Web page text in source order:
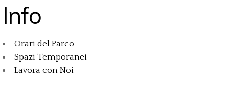
Info
Orari del Parco
Spazi Temporanei
Lavora con Noi